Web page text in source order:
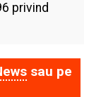
privind
sau pe